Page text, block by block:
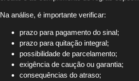
Na análise, é importante verificar:
prazo para pagamento do sinal;
prazo para quitação integral;
possibilidade de parcelamento;
exigência de caução ou garantia;
consequências do atraso;